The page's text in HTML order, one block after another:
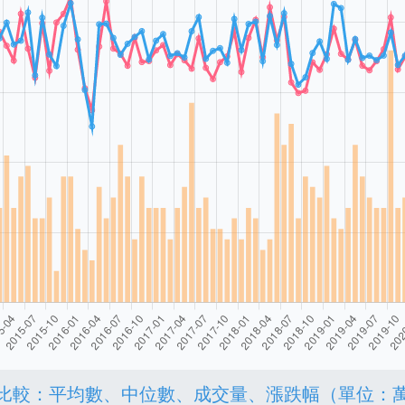
較：平均數、中位數、成交量、漲跌幅（單位：